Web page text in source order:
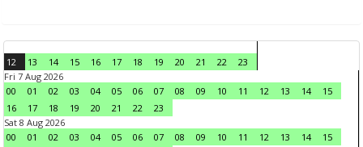
12 13 14 15 16 17 18 19 20 21 22
23
Fri 7 Aug 2026
00
01 02 03 04 05 06 07 08 09 10 11 12 13 14
15
16
17 18 19 20 21 22
23
Sat 8 Aug 2026
00
01 02 03 04 05 06 07 08 09 10 11 12 13 14
15